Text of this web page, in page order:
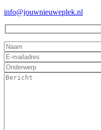
info@jouwnieuweplek.nl